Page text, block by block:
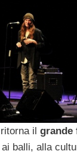
il grande
balli, alla